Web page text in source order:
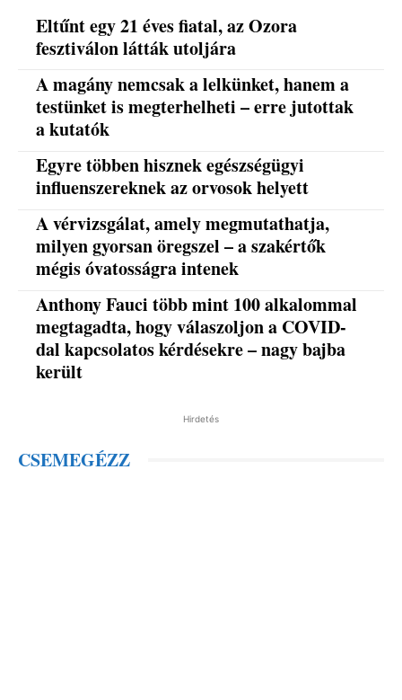
Eltűnt egy 21 éves fiatal, az Ozora
fesztiválon látták utoljára
A magány nemcsak a lelkünket, hanem a
testünket is megterhelheti – erre jutottak
a kutatók
Egyre többen hisznek egészségügyi
influenszereknek az orvosok helyett
A vérvizsgálat, amely megmutathatja,
milyen gyorsan öregszel – a szakértők
mégis óvatosságra intenek
Anthony Fauci több mint 100 alkalommal
megtagadta, hogy válaszoljon a COVID-
dal kapcsolatos kérdésekre – nagy bajba
került
Hirdetés
CSEMEGÉZZ